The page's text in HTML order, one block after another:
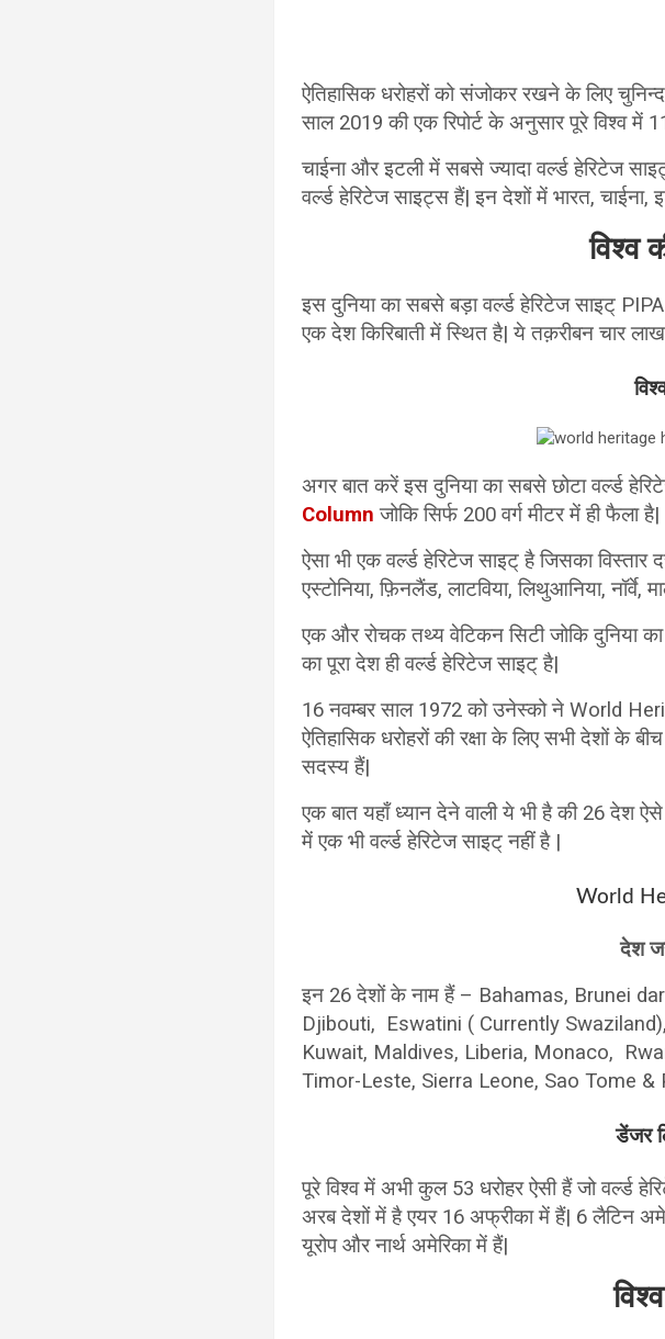
ऐतिहासिक धरोहरों को संजोकर रखने के लिए चुनिन्दा
साल 2019 की एक रिपोर्ट के अनुसार पूरे विश्व में
चाईना और इटली में सबसे ज्यादा वर्ल्ड हेरिटेज
वर्ल्ड हेरिटेज साइट्स हैं| इन देशों में भारत, चाईना,
विश्व
इस दुनिया का सबसे बड़ा वर्ल्ड हेरिटेज साइट्
एक देश किरिबाती में स्थित है| ये तक़रीबन चार
अगर बात करें इस दुनिया का सबसे छोटा वर्ल्ड
Column जोकि सिर्फ 200 वर्ग मीटर में ही फैला है|
ऐसा भी एक वर्ल्ड हेरिटेज साइट् है जिसका
एस्टोनिया, फ़िनलैंड, लाटविया, लिथुआनिया,
एक और रोचक तथ्य वेटिकन सिटी जोकि दुनिया
का पूरा देश ही वर्ल्ड हेरिटेज साइट् है|
16 नवम्बर साल 1972 को उनेस्को ने World
ऐतिहासिक धरोहरों की रक्षा के लिए सभी देशों के
सदस्य हैं|
एक बात यहाँ ध्यान देने वाली ये भी है की 26 देश
में एक भी वर्ल्ड हेरिटेज साइट् नहीं है |
World
देश
इन 26 देशों के नाम हैं – Bahamas, Brunei
Djibouti, Eswatini ( Currently
Kuwait, Maldives, Liberia, Monaco,
Timor-Leste, Sierra Leone, Sao Tome &
डेंजर
पूरे विश्व में अभी कुल 53 धरोहर ऐसी हैं जो वर्ल्ड
अरब देशों में है एयर 16 अफ्रीका में हैं| 6 लैटिन
यूरोप और नार्थ अमेरिका में हैं|